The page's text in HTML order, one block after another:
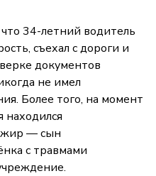
34-летний водитель
съехал с дороги и
документов
не имел
Более того, на момент
находился
— сын
с травмами